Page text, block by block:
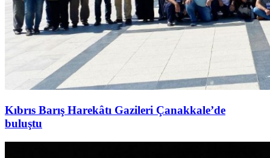
Kıbrıs Barış Harekâtı Gazileri Çanakkale’de
buluştu